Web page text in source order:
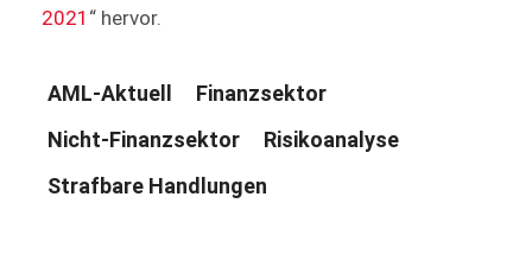
2021 “ hervor.
AML-Aktuell
Finanzsektor
Nicht-Finanzsektor
Risikoanalyse
Strafbare Handlungen